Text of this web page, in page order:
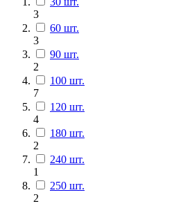
3
60 шт.
3
90 шт.
2
100 шт.
7
120 шт.
4
180 шт.
2
240 шт.
1
250 шт.
2